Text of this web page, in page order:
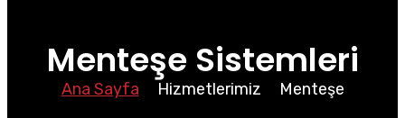
Menteşe Sistemleri
Ana Sayfa Hizmetlerimiz Menteşe